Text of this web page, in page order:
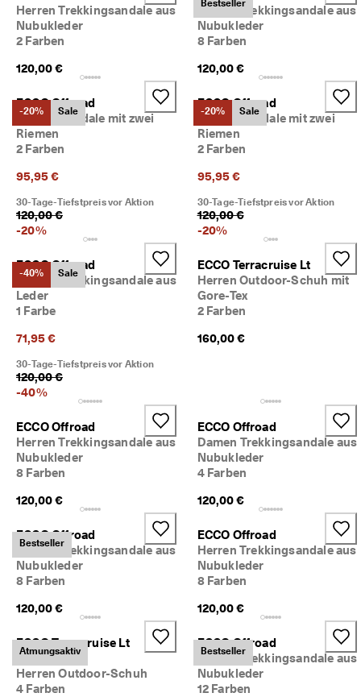
Herren Trekkingsandale aus
Nubukleder
2 Farben
120,00 €
Bestseller
Herren Trekkingsandale aus
Nubukleder
8 Farben
120,00 €
-20% Sale
ECCO Offroad
Damen Sandale mit zwei
Riemen
2 Farben
95,95 €
30-Tage-Tiefstpreis vor Aktion
120,00 €
-20%
-20% Sale
ECCO Offroad
Damen Sandale mit zwei
Riemen
2 Farben
95,95 €
30-Tage-Tiefstpreis vor Aktion
120,00 €
-20%
-40% Sale
ECCO Offroad
Damen Trekkingsandale aus
Leder
1 Farbe
71,95 €
30-Tage-Tiefstpreis vor Aktion
120,00 €
-40%
ECCO Terracruise Lt
Herren Outdoor-Schuh mit
Gore-Tex
2 Farben
160,00 €
ECCO Offroad
Herren Trekkingsandale aus
Nubukleder
8 Farben
120,00 €
ECCO Offroad
Damen Trekkingsandale aus
Nubukleder
4 Farben
120,00 €
Bestseller
ECCO Offroad
Herren Trekkingsandale aus
Nubukleder
8 Farben
120,00 €
ECCO Offroad
Herren Trekkingsandale aus
Nubukleder
8 Farben
120,00 €
Atmungsaktiv
ECCO Terracruise Lt
Breathru
Herren Outdoor-Schuh
4 Farben
Bestseller
ECCO Offroad
Damen Trekkingsandale aus
Nubukleder
12 Farben